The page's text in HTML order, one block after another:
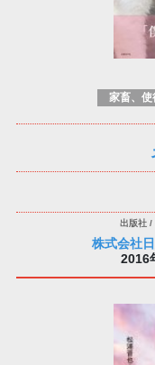
家畜、使
株式会社
2016